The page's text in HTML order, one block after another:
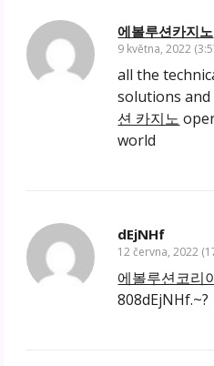
에볼루션카지노
9 května, 2022
all the
solutions
션 카지노
world
dEjNHf
12 června, 2022
에볼루션코리
808dEjNHf.~?